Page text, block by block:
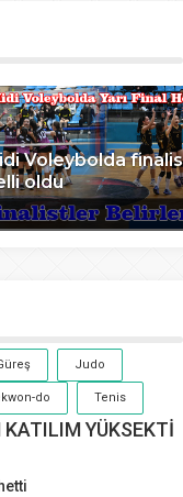
Voleybolda
oldu
Judo
do Tenis
KATILIM YÜKSEKTİ